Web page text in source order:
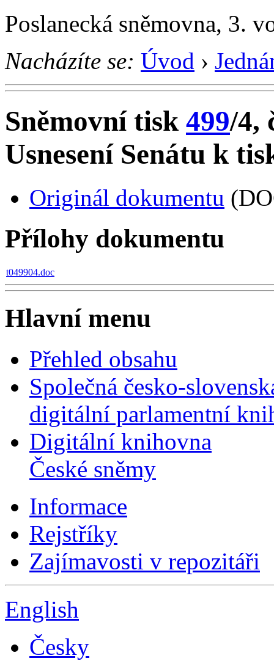
Poslanecká sněmovna, 3.
Nacházíte se: Úvod ›
Sněmovní tisk 499/4,
Usnesení Senátu k
Originál dokumentu
Přílohy dokumentu
t049904.doc
Hlavní menu
Přehled obsahu
Společná česko-
digitální parlamentní
Digitální knihovna
České sněmy
Informace
Rejstříky
Zajímavosti v repozitáři
English
Česky